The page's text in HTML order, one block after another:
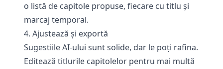
o listă de capitole propuse, fiecare cu titlu și
marcaj temporal.
4. Ajustează și exportă
Sugestiile AI-ului sunt solide, dar le poți rafina.
Editează titlurile capitolelor pentru mai multă